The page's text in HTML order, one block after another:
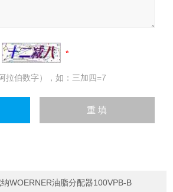
拉伯数字），如：三加四=7
WOERNER油脂分配器100VPB-B